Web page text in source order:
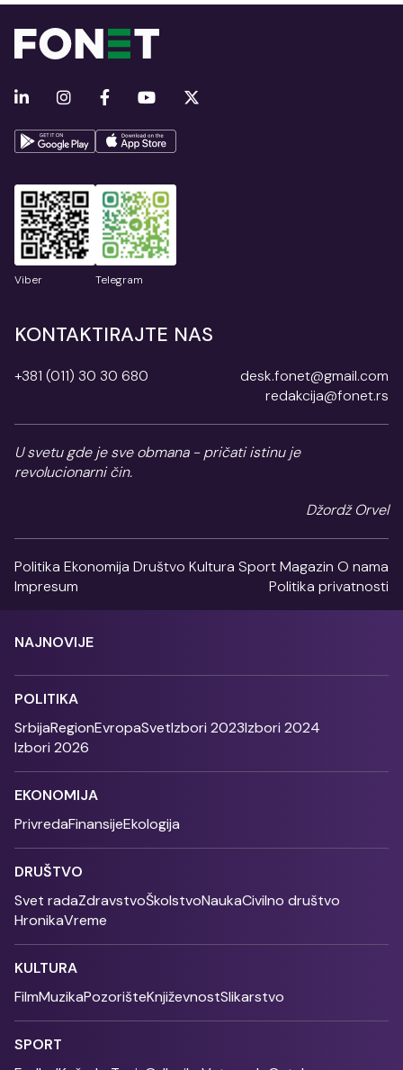
Viber Telegram
KONTAKTIRAJTE NAS
+381 (011) 30 30 680
desk.fonet@gmail.com
redakcija@fonet.rs
U svetu gde je sve obmana - pričati istinu je
revolucionarni čin.
Džordž Orvel
Politika Ekonomija Društvo Kultura SportMagazin O nama
Impresum
Politika privatnosti
NAJNOVIJE
POLITIKA
SrbijaRegionEvropaSvetIzbori 2023Izbori 2024
Izbori 2026
EKONOMIJA
PrivredaFinansijeEkologija
DRUŠTVO
Svet radaZdravstvoŠkolstvoNaukaCivilno društvo
HronikaVreme
KULTURA
FilmMuzikaPozorišteKnjiževnostSlikarstvo
SPORT